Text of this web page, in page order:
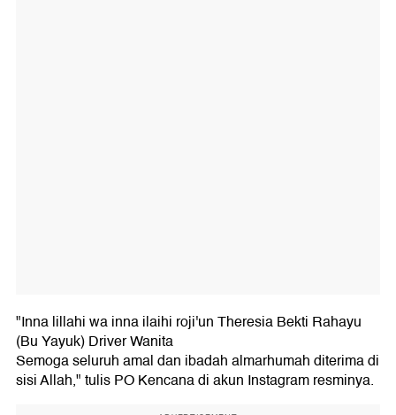
"Inna lillahi wa inna ilaihi roji'un Theresia Bekti Rahayu
(Bu Yayuk) Driver Wanita
Semoga seluruh amal dan ibadah almarhumah diterima di
sisi Allah," tulis PO Kencana di akun Instagram resminya.